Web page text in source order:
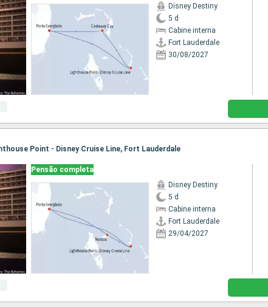
Disney Destiny
5 d
Cabine interna
Fort Lauderdale
30/08/2027
Point - Disney Cruise Line, Fort Lauderdale
Pensão completa
Disney Destiny
5 d
Cabine interna
Fort Lauderdale
29/04/2027